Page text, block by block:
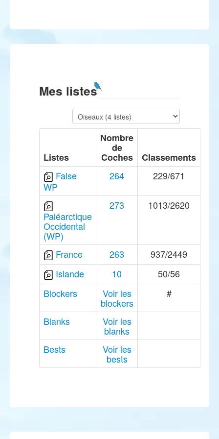
Mes listes
Listes
Nombre
de
Coches
Classements
False
WP
264 229/671
Paléarctique
Occidental
(WP)
273 1013/2620
France 263
937/2449
Islande
10
50/56
Blockers
Voir les
blockers
#
Blanks Voir les
blanks
Bests
Voir les
bests